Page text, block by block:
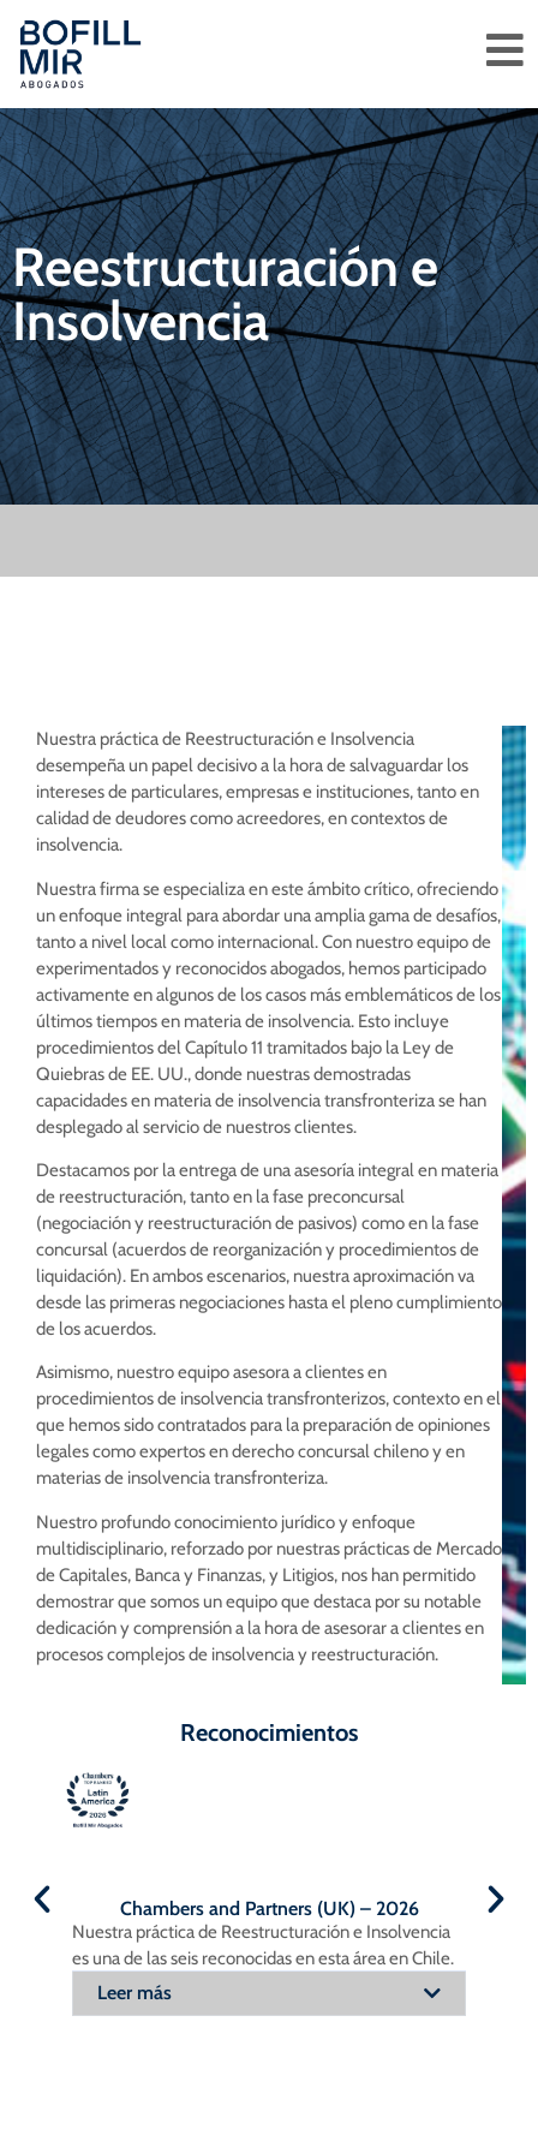
Reestructuración e
Insolvencia
Nuestra práctica de Reestructuración e Insolvencia
desempeña un papel decisivo a la hora de salvaguardar los
intereses de particulares, empresas e instituciones, tanto en
calidad de deudores como acreedores, en contextos de
insolvencia.
Nuestra firma se especializa en este ámbito crítico, ofreciendo
un enfoque integral para abordar una amplia gama de desafíos,
tanto a nivel local como internacional. Con nuestro equipo de
experimentados y reconocidos abogados, hemos participado
activamente en algunos de los casos más emblemáticos de los
últimos tiempos en materia de insolvencia. Esto incluye
procedimientos del Capítulo 11 tramitados bajo la Ley de
Quiebras de EE. UU., donde nuestras demostradas
capacidades en materia de insolvencia transfronteriza se han
desplegado al servicio de nuestros clientes.
Destacamos por la entrega de una asesoría integral en materia
de reestructuración, tanto en la fase preconcursal
(negociación y reestructuración de pasivos) como en la fase
concursal (acuerdos de reorganización y procedimientos de
liquidación). En ambos escenarios, nuestra aproximación va
desde las primeras negociaciones hasta el pleno cumplimiento
de los acuerdos.
Asimismo, nuestro equipo asesora a clientes en
procedimientos de insolvencia transfronterizos, contexto en el
que hemos sido contratados para la preparación de opiniones
legales como expertos en derecho concursal chileno y en
materias de insolvencia transfronteriza.
Nuestro profundo conocimiento jurídico y enfoque
multidisciplinario, reforzado por nuestras prácticas de Mercado
de Capitales, Banca y Finanzas, y Litigios, nos han permitido
demostrar que somos un equipo que destaca por su notable
dedicación y comprensión a la hora de asesorar a clientes en
procesos complejos de insolvencia y reestructuración.
Reconocimientos
2026
Insolvencia
en Chile.
The Legal 500 (UK) - 2023
Nuestra práctica de Reestructuración e
Insolvencia es reconocida como líder en el país.